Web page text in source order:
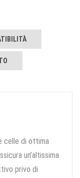
celle di ottima
un’altissima
privo di